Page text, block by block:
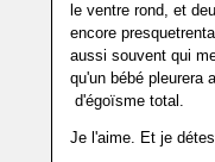
le ventre rond, et
encore
aussi souvent qui
qu'un bébé pleurera
d'égoïsme total.
Je l'aime. Et je